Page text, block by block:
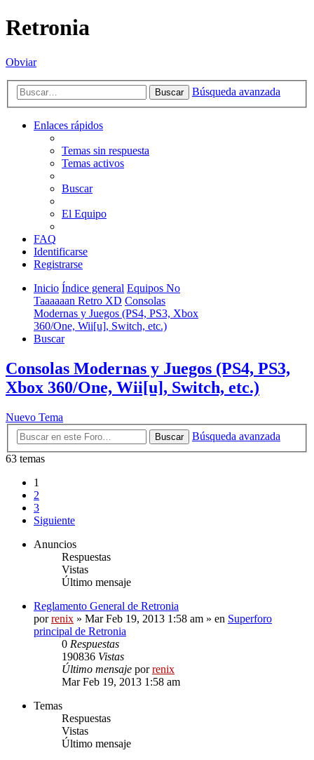
Retronia
Obviar
Buscar Búsqueda avanzada
Enlaces rápidos
Temas sin respuesta
Temas activos
Buscar
El Equipo
FAQ
Identificarse
Registrarse
Inicio Índice general Equipos No
Taaaaaan Retro XD Consolas
Modernas y Juegos (PS4, PS3, Xbox
360/One, Wii[u], Switch, etc.)
Buscar
Consolas Modernas y Juegos (PS4, PS3,
Xbox 360/One, Wii[u], Switch, etc.)
Nuevo Tema
Buscar
Búsqueda avanzada
63 temas
1
2
3
Siguiente
Anuncios
Respuestas
Vistas
Último mensaje
Reglamento General de Retronia
porrenix » Mar Feb 19, 2013 1:58 am » en Superforo
principal de Retronia
0 Respuestas
190836 Vistas
Último mensaje porrenix
Mar Feb 19, 2013 1:58 am
Temas
Respuestas
Vistas
Último mensaje